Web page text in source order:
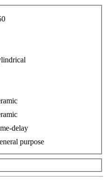
delay
purpose